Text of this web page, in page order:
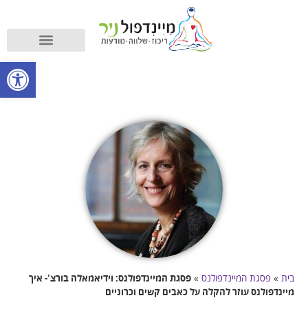
בית » פסגת המיינדפולנס » פסגת המיינדפולנס: וידיאמאלה בורצ'- איך
מיינדפולנס עוזר להקלה על כאבים קשים וכרוניים
פתח